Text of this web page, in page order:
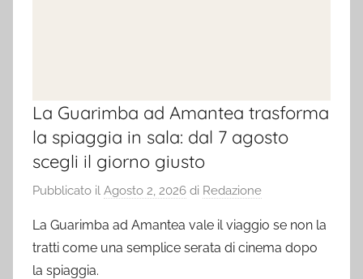
La Guarimba ad Amantea trasforma
la spiaggia in sala: dal 7 agosto
scegli il giorno giusto
Pubblicato il Agosto 2, 2026 di Redazione
La Guarimba ad Amantea vale il viaggio se non la
tratti come una semplice serata di cinema dopo
la spiaggia.